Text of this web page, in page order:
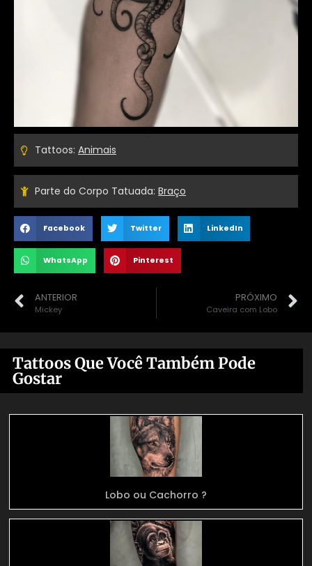
Tattoos: Animais
Parte do Corpo Tatuada: Braço
Facebook Twitter LinkedIn
WhatsApp Pinterest
ANTERIOR
Mickey
PRÓXIMO
Caveira com Lobo
Tattoos Que Você Também Pode
Gostar
Lobo ou Cachorro ?